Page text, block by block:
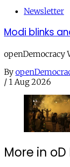
Newsletter
Modi blinks
openDemocracy
By
/ 1 Aug 2026
More in oD